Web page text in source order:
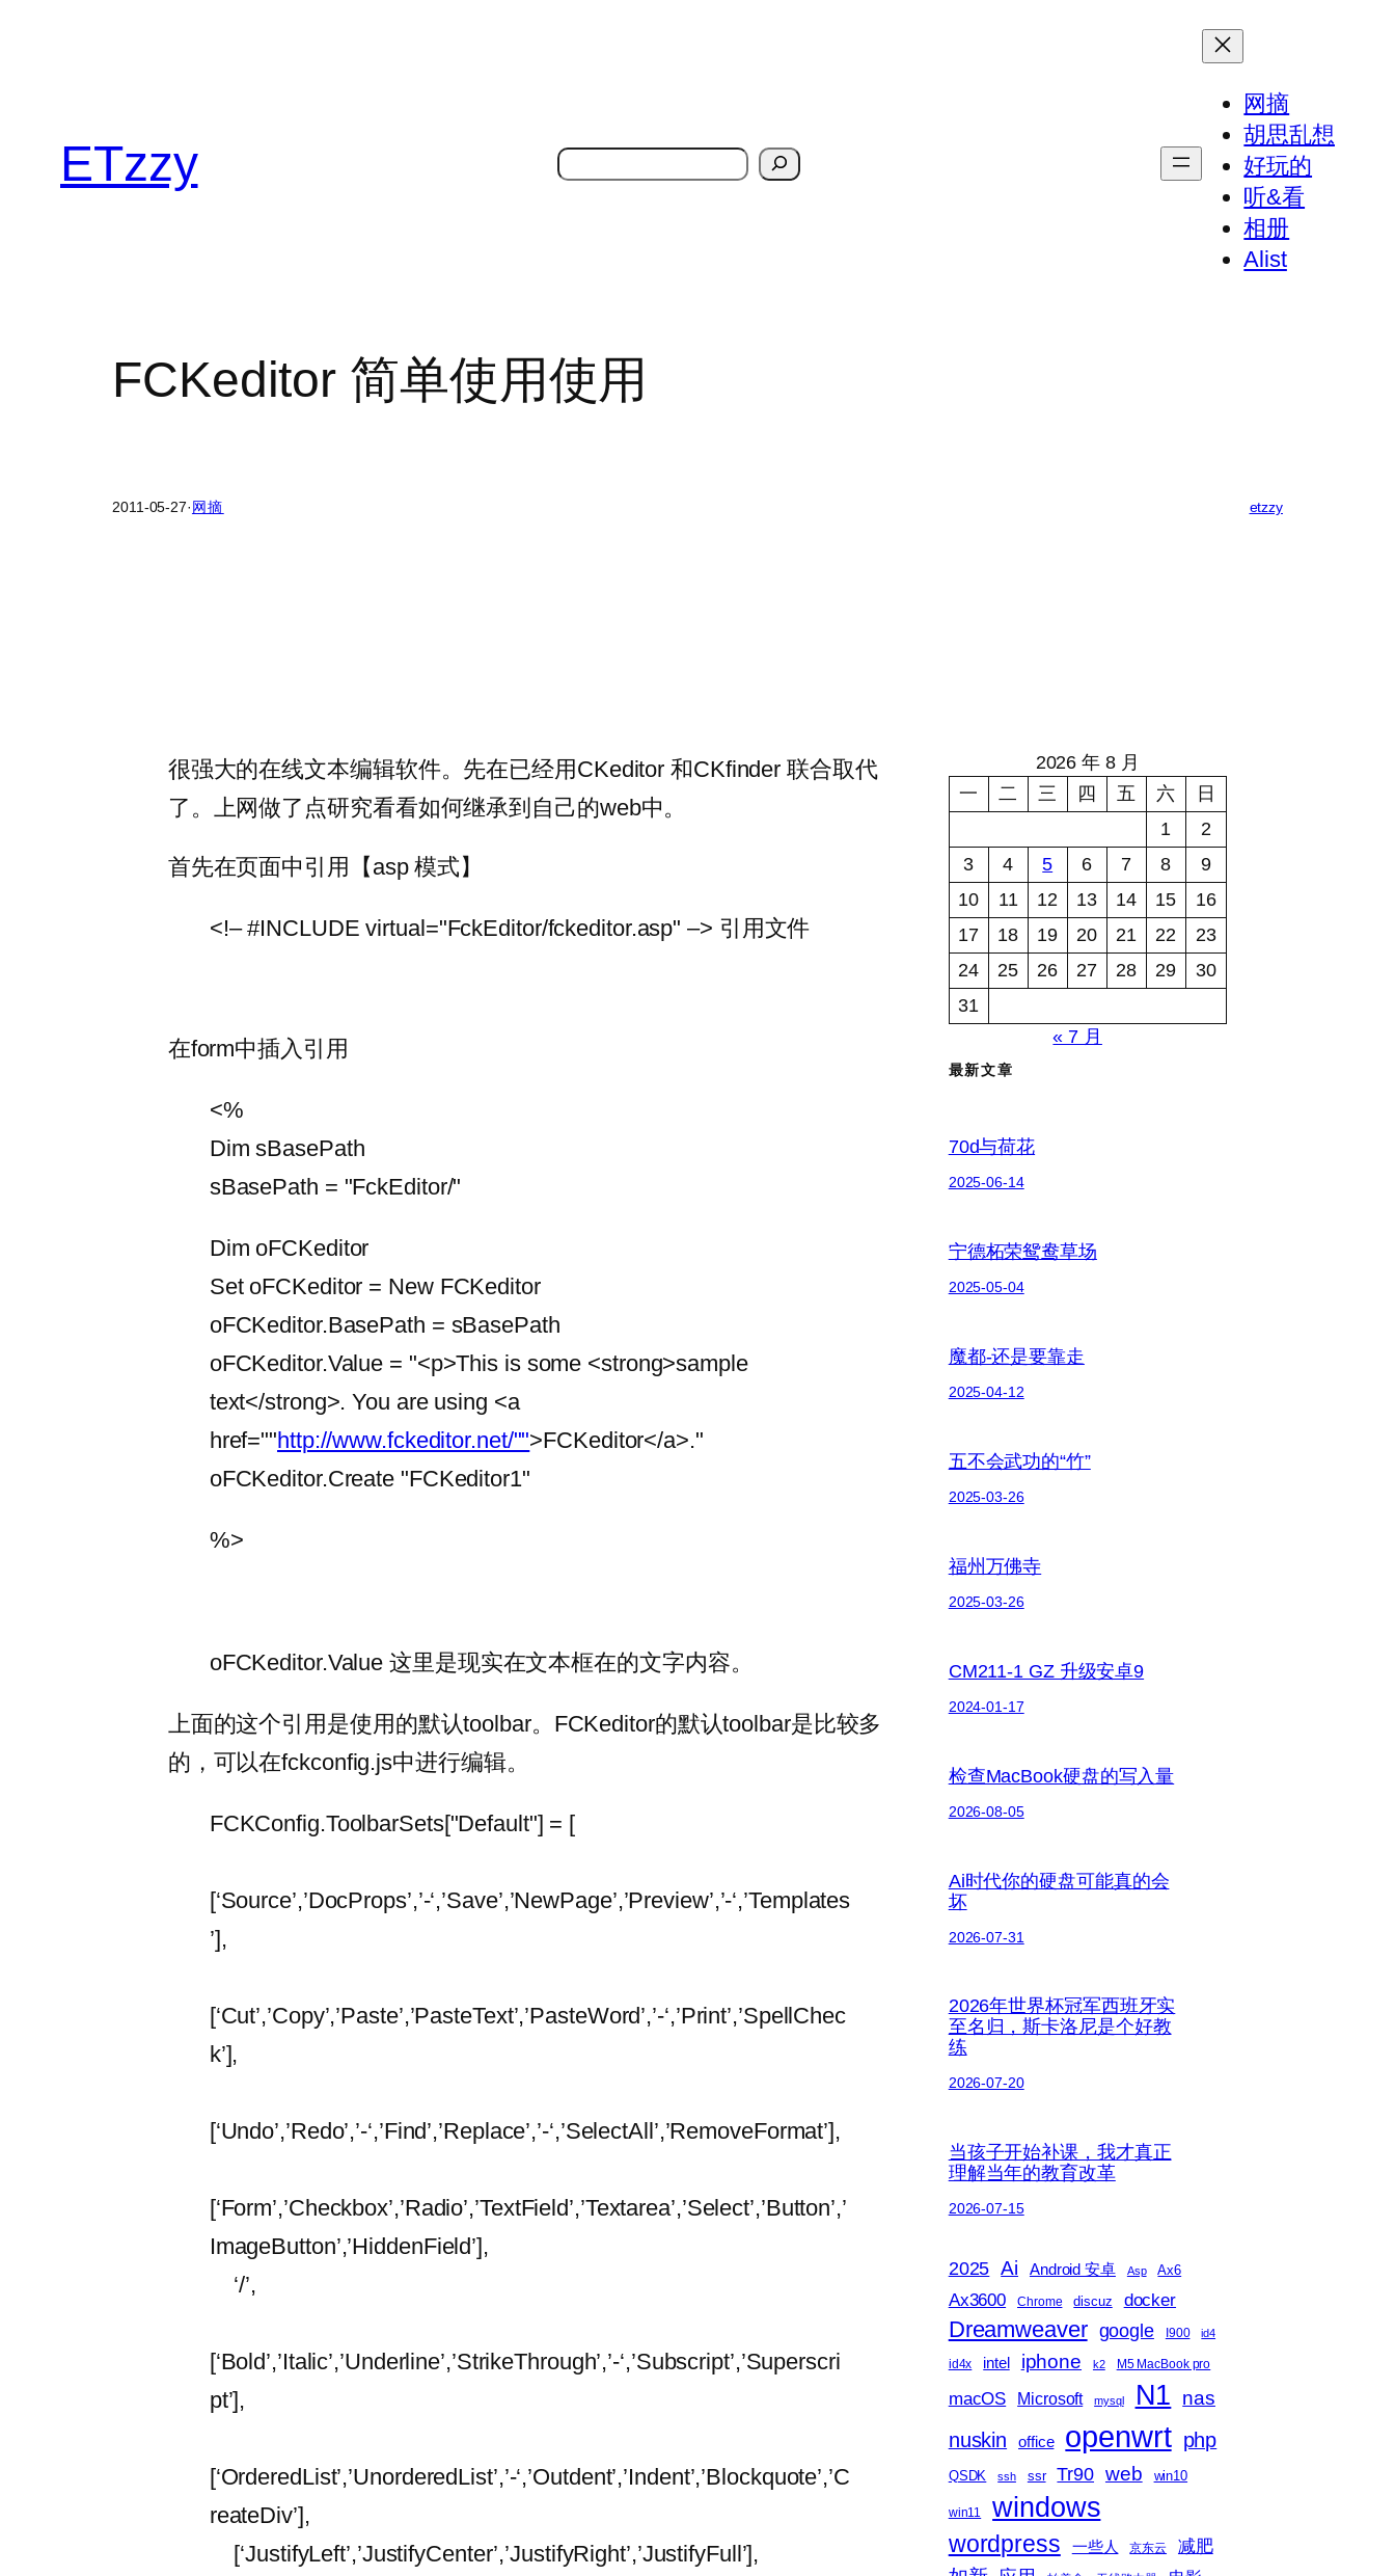
ETzzy
搜
网摘
胡思乱想
好玩的
听&看
相册
Alist
FCKeditor 简单使用使用
2011-05-27·网摘 etzzy
很强大的在线文本编辑软件。先在已经用CKeditor 和CKfinder 联合取代
了。上网做了点研究看看如何继承到自己的web中。
首先在页面中引用【asp 模式】
<!– #INCLUDE virtual="FckEditor/fckeditor.asp" –> 引用文件
在form中插入引用
<%
Dim sBasePath
sBasePath = "FckEditor/"
Dim oFCKeditor
Set oFCKeditor = New FCKeditor
oFCKeditor.BasePath = sBasePath
oFCKeditor.Value = "<p>This is some <strong>sample
text</strong>. You are using <a
href=""http://www.fckeditor.net/"">FCKeditor</a>."
oFCKeditor.Create "FCKeditor1"
%>
oFCKeditor.Value 这里是现实在文本框在的文字内容。
上面的这个引用是使用的默认toolbar。FCKeditor的默认toolbar是比较多
的，可以在fckconfig.js中进行编辑。
FCKConfig.ToolbarSets["Default"] = [
[‘Source’,’DocProps’,’-‘,’Save’,’NewPage’,’Preview’,’-‘,’Templates
’],
[‘Cut’,’Copy’,’Paste’,’PasteText’,’PasteWord’,’-‘,’Print’,’SpellChec
k’],
[‘Undo’,’Redo’,’-‘,’Find’,’Replace’,’-‘,’SelectAll’,’RemoveFormat’],
[‘Form’,’Checkbox’,’Radio’,’TextField’,’Textarea’,’Select’,’Button’,’
ImageButton’,’HiddenField’],
‘/’,
[‘Bold’,’Italic’,’Underline’,’StrikeThrough’,’-‘,’Subscript’,’Superscri
pt’],
[‘OrderedList’,’UnorderedList’,’-‘,’Outdent’,’Indent’,’Blockquote’,’C
reateDiv’],
[‘JustifyLeft’,’JustifyCenter’,’JustifyRight’,’JustifyFull’],
2026 年 8 月
一
二 三 四 五 六
日
1
2
3
4 5 6 7 8
9
10
11 12 13 14 15
16
17
18 19 20 21 22
23
24
25 26 27 28 29
30
31
« 7 月
最新文章
70d与荷花
2025-06-14
宁德柘荣鸳鸯草场
2025-05-04
魔都-还是要靠走
2025-04-12
五不会武功的“竹”
2025-03-26
福州万佛寺
2025-03-26
CM211-1 GZ 升级安卓9
2024-01-17
检查MacBook硬盘的写入量
2026-08-05
Ai时代你的硬盘可能真的会
坏
2026-07-31
2026年世界杯冠军西班牙实
至名归，斯卡洛尼是个好教
练
2026-07-20
当孩子开始补课，我才真正
理解当年的教育改革
2026-07-15
2025 Ai Android 安卓 Asp Ax6
Ax3600 Chrome discuz docker
Dreamweaver google I900 id4
id4x intel iphone k2 M5 MacBook pro
macOS Microsoft mysql N1 nas
nuskin
office openwrt php
QSDK ssh ssr Tr90 web win10
win11 windows
wordpress 一些人 京东云 减肥